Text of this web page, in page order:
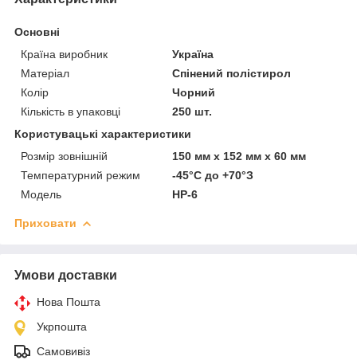
Основні
Країна виробник
Україна
Матеріал
Спінений полістирол
Колір
Чорний
Кількість в упаковці
250 шт.
Користувацькі характеристики
Розмір зовнішній
150 мм х 152 мм х 60 мм
Температурний режим
-45°С до +70°З
Модель
HP-6
Приховати
Умови доставки
Нова Пошта
Укрпошта
Самовивіз